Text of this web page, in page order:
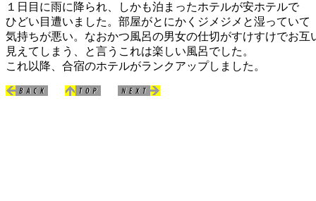
１日目に雨に降られ、しかも泊まったホテルが安ホテルで
ひどい目遭いました。部屋がとにかくジメジメと湿っていて
気持ちが悪い。なおかつ風呂の男女の仕切がすけすけでお互
見えてしまう、と言うこれは楽しい風呂でした。
これ以降、合宿のホテルがランクアップしました。